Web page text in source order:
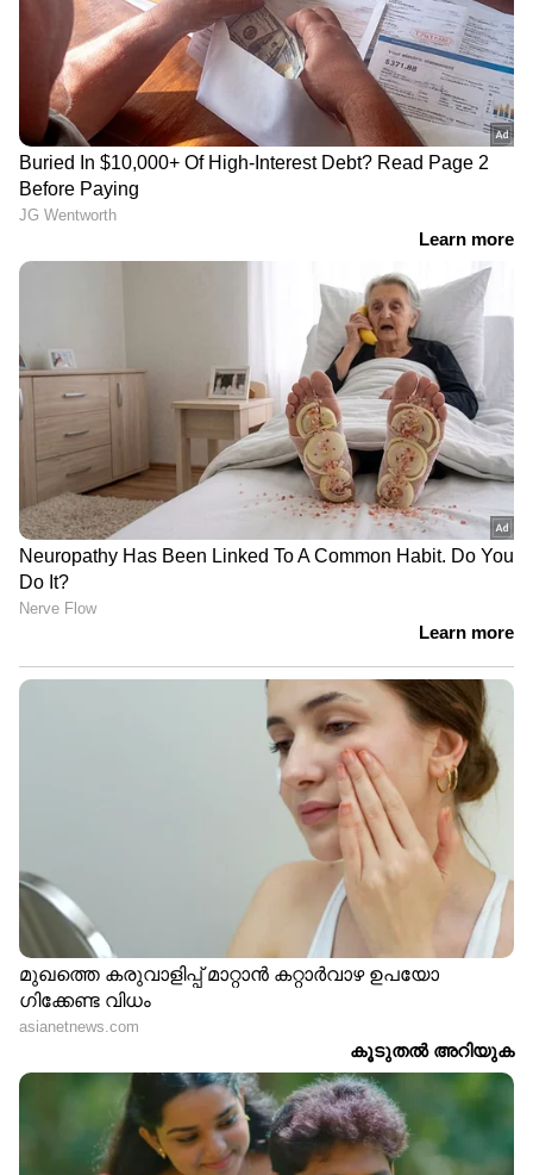
ബ്രീഫ്കേസുമായാണ് ഇൻസ്പെക്ടർ എത്തിയത്.
എന്നാൽ, അവിടെയുണ്ടായിരുന്ന പൊലീസ്
നിരീക്ഷണ സംഘത്തെ കണ്ട് സംശയം
തോന്നിയ പ്രതി ഓടി രക്ഷപ്പെടാൻ ശ്രമിച്ചു.
എങ്കിലും പൊലീസ് അയാളെ പിന്തുടർന്ന്
പിടികൂടി. എഡ്വേർഡ് ബെച്ച്ലി
എന്നയാളായിരുന്നു അത്. എന്നാൽ, അയാൾ
വെറുമൊരു ഇടനിലക്കാരൻ മാത്രമാണെന്നും
ട്രോഫി എവിടെയുണ്ടെന്ന് അയാൾക്ക്
അറിയില്ലെന്നും പൊലീസിന് മനസ്സിലായി.
ഇതോടെ അന്വേഷണം വീണ്ടും വഴിമുട്ടി.
എന്നാൽ, മാർച്ച് 27-ന് രാവിലെ കഥയാകെ മാറി.
ഡേവിഡ് കോർബെറ്റ് എന്നയാൾ തന്‍റെ
നായയായ പിക്ക്ബിൾസിനൊപ്പം വീട്ടിൽ നിന്ന്
പുറത്തിറങ്ങി. അപ്പോൾ ഒരു ചെറിയ
കുറ്റിക്കാട്ടിൽ ഒളിപ്പിച്ചുവെച്ചിരിക്കുന്ന ഒരു
പൊതി കണ്ട് പിക്ക്ബിൾസ് അവിടെത്തന്നെ
നിന്നു. അവനത് തന്‍റെ ഉടമസ്ഥനായ
കോർബെറ്റിന്‍റെ ശ്രദ്ധയിൽപ്പെടുത്തി.